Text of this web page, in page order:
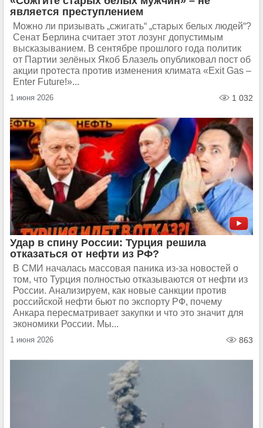
является преступлением
Можно ли призывать „сжигать“ „старых белых людей“?
Сенат Берлина считает этот лозунг допустимым
высказыванием. В сентябре прошлого года политик
от Партии зелёных Якоб Блазель опубликовал пост об
акции протеста против изменения климата «Exit Gas –
Enter Future!»...
1 июня 2026 1 032
Удар в спину России: Турция решила
отказаться от нефти из РФ?
В СМИ началась массовая паника из-за новостей о
том, что Турция полностью отказываются от нефти из
России. Анализируем, как новые санкции против
российской нефти бьют по экспорту РФ, почему
Анкара пересматривает закупки и что это значит для
экономики России. Мы...
1 июня 2026 863